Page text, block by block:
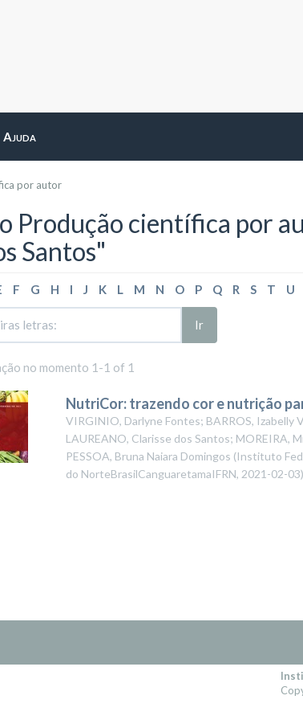
Ajuda
por autor
Produção científica por
Santos"
F G H I J K L M N O P Q R S T U
Ir
no momento 1-1 of 1
NutriCor: trazendo cor e nutrição
VIRGINIO, Darlyne Fontes; BARROS, Izabelly
LAUREANO, Clarisse dos Santos; MOREIRA,
PESSOA, Bruna Naiara Domingos (Instituto
do NorteBrasilCanguaretamaIFRN, 2021-02-03)